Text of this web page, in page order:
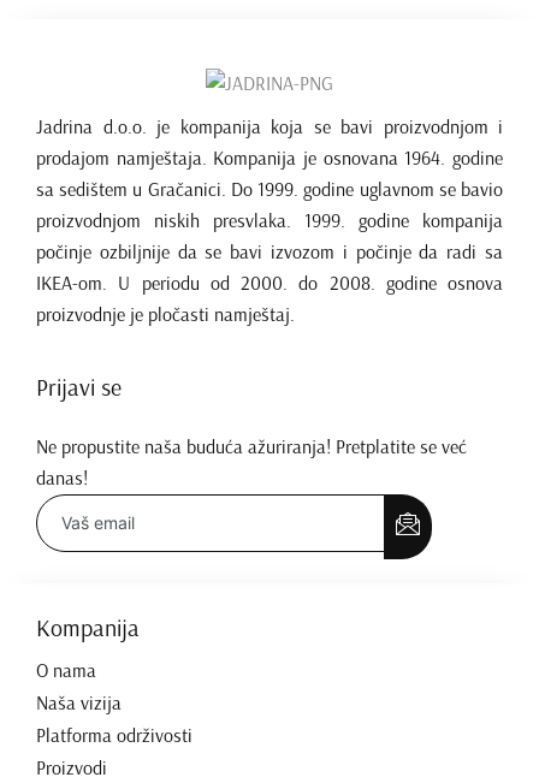
Jadrina d.o.o. je kompanija koja se bavi proizvodnjom i
prodajom namještaja. Kompanija je osnovana 1964. godine
sa sedištem u Gračanici. Do 1999. godine uglavnom se bavio
proizvodnjom niskih presvlaka. 1999. godine kompanija
počinje ozbiljnije da se bavi izvozom i počinje da radi sa
IKEA-om. U periodu od 2000. do 2008. godine osnova
proizvodnje je pločasti namještaj.
Prijavi se
Ne propustite naša buduća ažuriranja! Pretplatite se već
danas!
Kompanija
O nama
Naša vizija
Platforma održivosti
Proizvodi